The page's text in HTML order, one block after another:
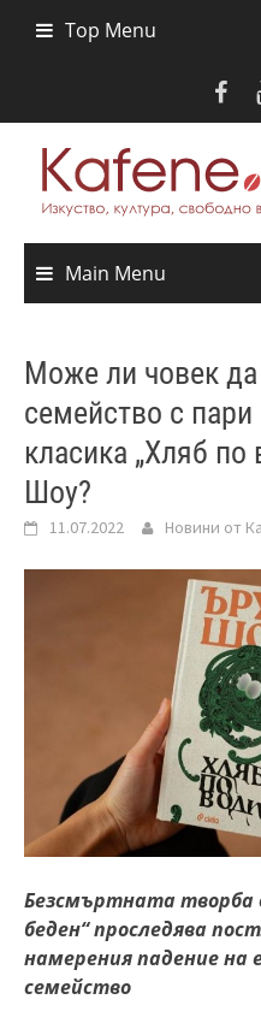
Top Menu
Main Menu
Може ли човек да
семейство с пари
класика „Хляб по
Шоу?
11.07.2022 Новини от
Безсмъртната творба
беден“ проследява
намерения падение на
семейство